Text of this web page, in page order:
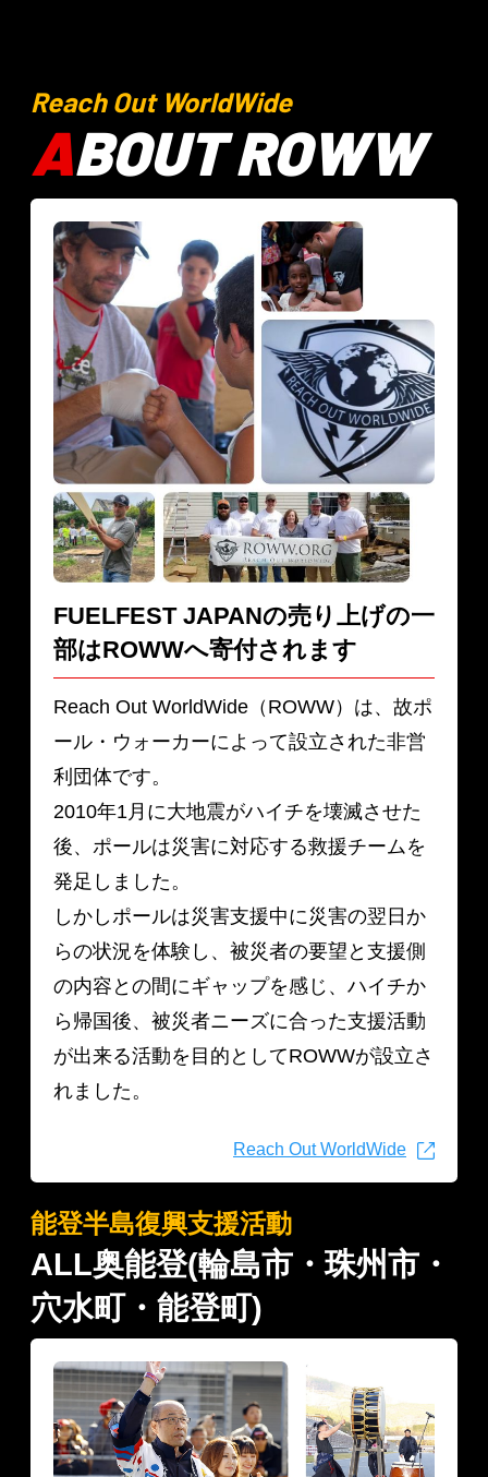
Reach Out WorldWide
ABOUT ROWW
FUELFEST JAPANの売り上げの一
部はROWWへ寄付されます
Reach Out WorldWide（ROWW）は、故ポ
ール・ウォーカーによって設立された非営
利団体です。
2010年1月に大地震がハイチを壊滅させた
後、ポールは災害に対応する救援チームを
発足しました。
しかしポールは災害支援中に災害の翌日か
らの状況を体験し、被災者の要望と支援側
の内容との間にギャップを感じ、ハイチか
ら帰国後、被災者ニーズに合った支援活動
が出来る活動を目的としてROWWが設立さ
れました。
Reach Out WorldWide
能登半島復興支援活動
ALL奥能登(輪島市・珠州市・
穴水町・能登町)